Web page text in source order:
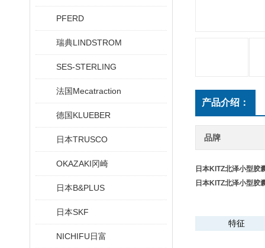
PFERD
瑞典LINDSTROM
SES-STERLING
法国Mecatraction
德国KLUEBER
日本TRUSCO
OKAZAKI冈崎
日本B&PLUS
日本SKF
NICHIFU日富
产品介绍：
品牌
日本KITZ北泽小型胶
日本KITZ北泽小型胶
特征